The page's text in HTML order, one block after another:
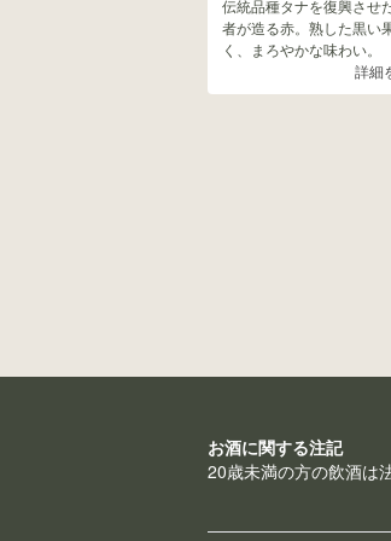
伝統品種タナを復興させ
者が造る赤。熟した黒い
く、まろやかな味わい。
詳細
お酒に関する注記
20歳未満の方の飲酒は